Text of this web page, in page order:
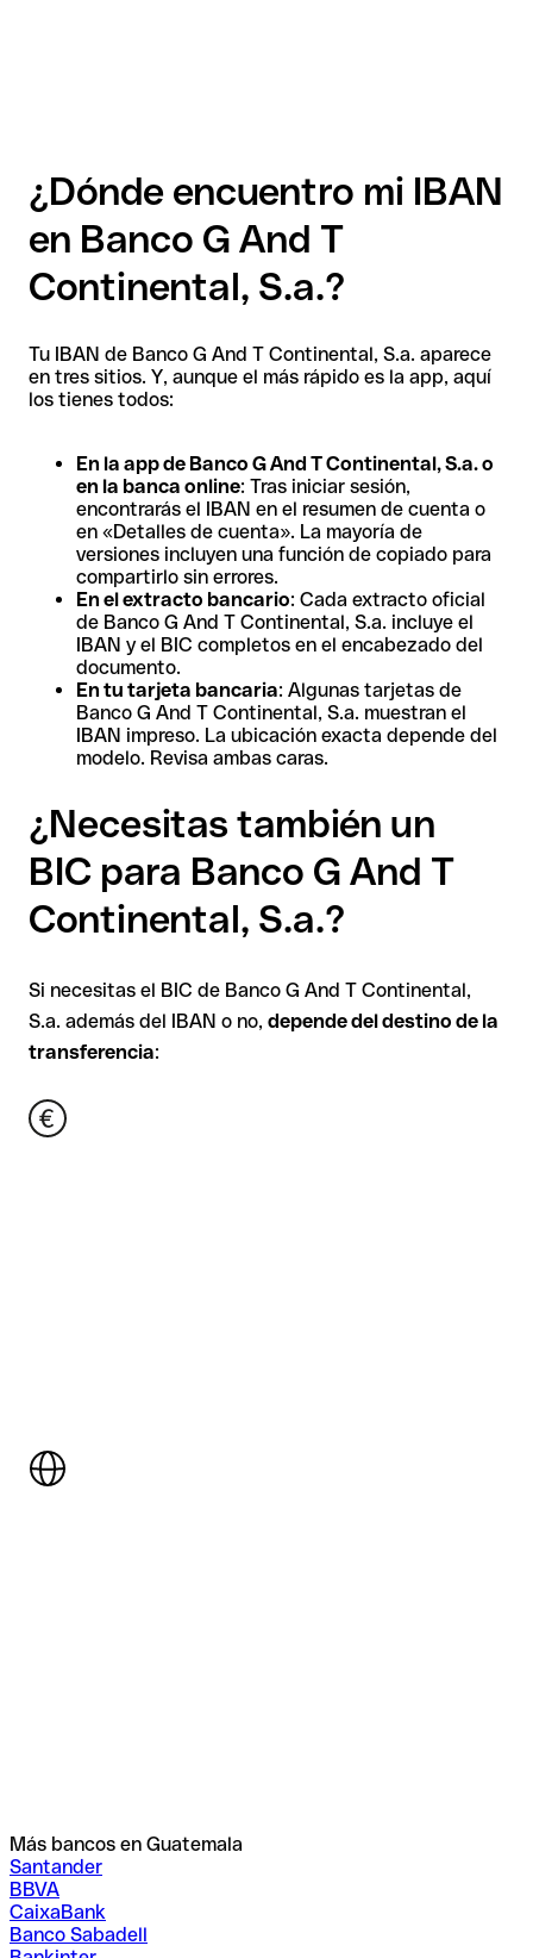
¿Dónde encuentro mi IBAN
en Banco G And T
Continental, S.a.?
Tu IBAN de Banco G And T Continental, S.a. aparece
en tres sitios. Y, aunque el más rápido es la app, aquí
los tienes todos:
En la app de Banco G And T Continental, S.a. o
en la banca online: Tras iniciar sesión,
encontrarás el IBAN en el resumen de cuenta o
en «Detalles de cuenta». La mayoría de
versiones incluyen una función de copiado para
compartirlo sin errores.
En el extracto bancario: Cada extracto oficial
de Banco G And T Continental, S.a. incluye el
IBAN y el BIC completos en el encabezado del
documento.
En tu tarjeta bancaria: Algunas tarjetas de
Banco G And T Continental, S.a. muestran el
IBAN impreso. La ubicación exacta depende del
modelo. Revisa ambas caras.
¿Necesitas también un
BIC para Banco G And T
Continental, S.a.?
Si necesitas el BIC de Banco G And T Continental,
S.a. además del IBAN o no, depende del destino de la
transferencia:
Más bancos en Guatemala
Santander
BBVA
CaixaBank
Banco Sabadell